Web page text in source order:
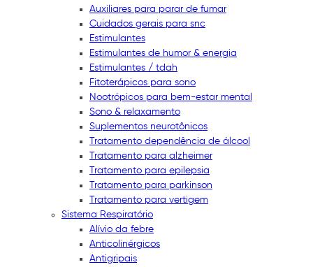
Auxiliares para parar de fumar
Cuidados gerais para snc
Estimulantes
Estimulantes de humor & energia
Estimulantes / tdah
Fitoterápicos para sono
Nootrópicos para bem-estar mental
Sono & relaxamento
Suplementos neurotônicos
Tratamento dependência de álcool
Tratamento para alzheimer
Tratamento para epilepsia
Tratamento para parkinson
Tratamento para vertigem
Sistema Respiratório
Alívio da febre
Anticolinérgicos
Antigripais